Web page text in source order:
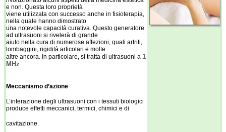
e non. Questa loro proprietà
viene utilizzata con successo anche in fisioterapia,
nella quale hanno dimostrato
una notevole capacità curativa. Questo generatore
ad ultrasuoni si rivelerà di grande
aiuto nella cura di numerose affezioni, quali artriti,
lombaggini, rigidità articolari e molte
altre ancora. In particolare, si tratta di ultrasuoni a 1
MHz.
Meccanismo d’azione
L’interazione degli ultrasuoni con i tessuti biologici
produce effetti meccanici, termici, chimici e di
cavitazione.